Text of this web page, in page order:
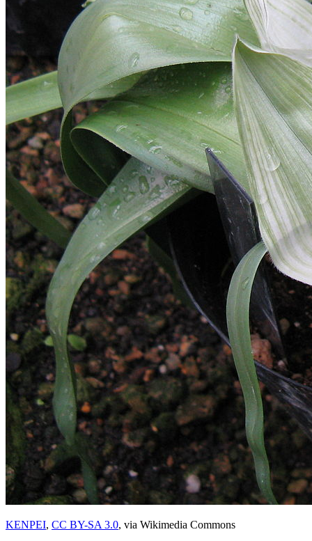
KENPEI, CC BY-SA 3.0, via Wikimedia Commons